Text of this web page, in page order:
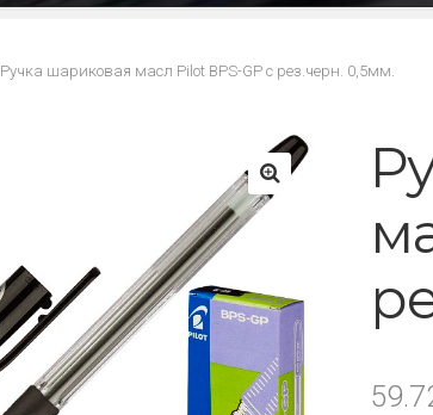
Ручка шариковая масл Pilot BPS-GP с рез.черн. 0,5мм.
🔍